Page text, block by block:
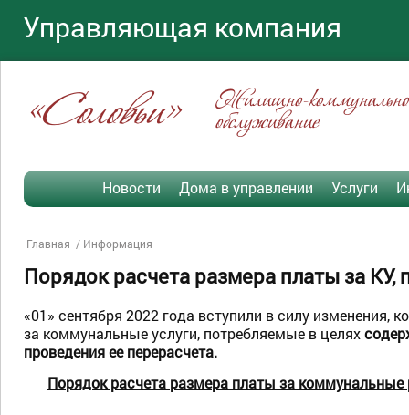
Управляющая компания
«Соловьи» Жилищно-
обслуживание
Новости Дома в управлении Услуги
Главная Информация
Порядок расчета размера платы за
«01» сентября 2022 года вступили в силу изменения,
за коммунальные услуги, потребляемые в целях
проведения ее перерасчета.
Порядок расчета размера платы за